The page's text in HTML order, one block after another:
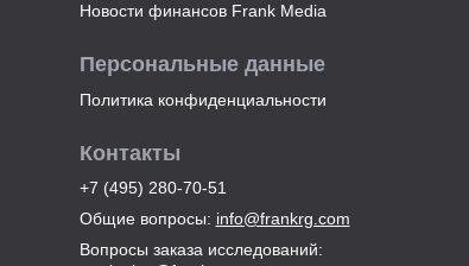
Новости финансов Frank Media
Персональные данные
Политика конфиденциальности
Контакты
+7 (495) 280-70-51
Общие вопросы: info@frankrg.com
Вопросы заказа исследований: